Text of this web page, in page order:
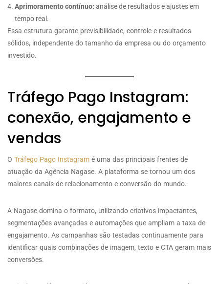
Aprimoramento contínuo: análise de resultados e ajustes em
tempo real.
Essa estrutura garante previsibilidade, controle e resultados
sólidos, independente do tamanho da empresa ou do orçamento
investido.
Tráfego Pago Instagram:
conexão, engajamento e
vendas
O Tráfego Pago Instagram é uma das principais frentes de
atuação da Agência Nagase. A plataforma se tornou um dos
maiores canais de relacionamento e conversão do mundo.
A Nagase domina o formato, utilizando criativos impactantes,
segmentações avançadas e automações que ampliam a taxa de
engajamento. As campanhas são testadas continuamente para
identificar quais combinações de imagem, texto e CTA geram mais
conversões.